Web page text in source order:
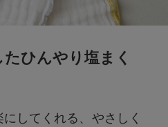
ひんやり塩まく
してくれる、やさしく